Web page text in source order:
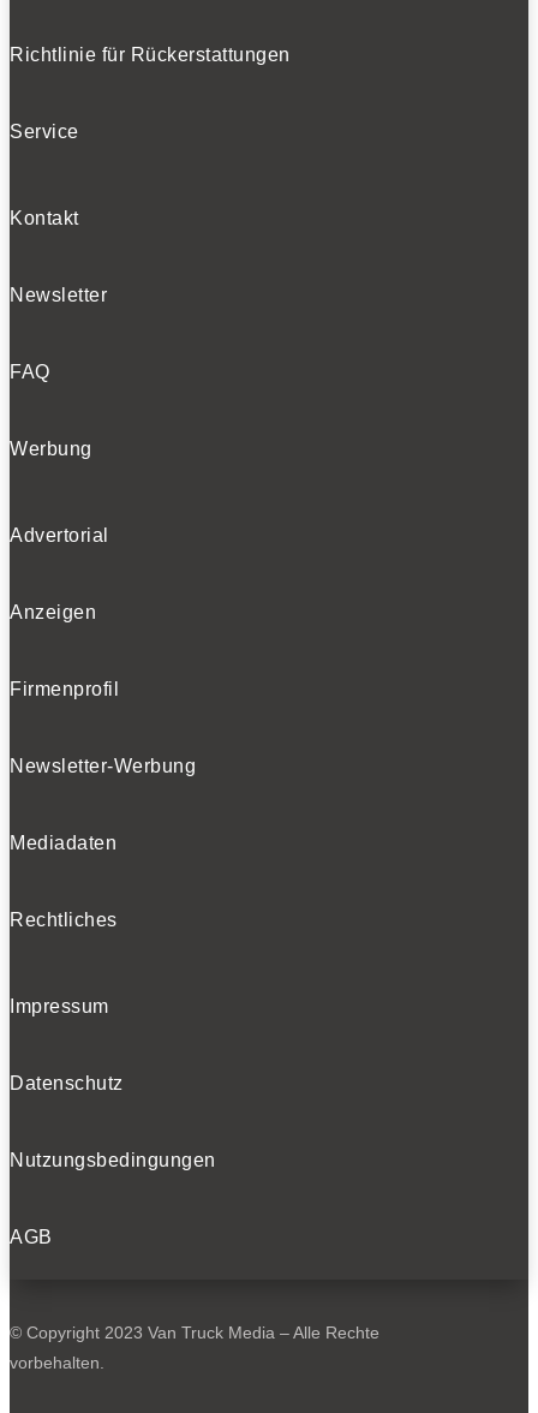
Richtlinie für Rückerstattungen
Service
Kontakt
Newsletter
FAQ
Werbung
Advertorial
Anzeigen
Firmenprofil
Newsletter-Werbung
Mediadaten
Rechtliches
Impressum
Datenschutz
Nutzungsbedingungen
AGB
© Copyright 2023 Van Truck Media – Alle Rechte
vorbehalten.